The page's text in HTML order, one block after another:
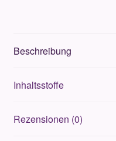
Moos
Menge
Beschreibung
Inhaltsstoffe
Rezensionen (0)